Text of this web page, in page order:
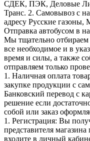
СДЕК, ПЭК, Деловые
Транс. 2. Самовывоз с
адресу Русские газоны,
Отправка автобусом в
Мы тщательно
все необходимое и в
время и силы, а также
отправляем только
1. Наличная оплата
закупке продукции с
Банковский перевод с
решение если
собой или заказ
1. Регистрация: Вы
представителя
входите в личный